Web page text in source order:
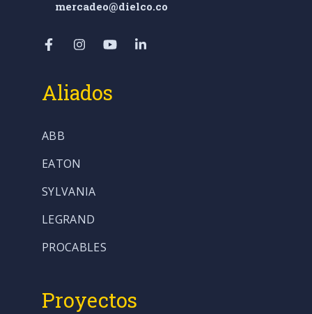
mercadeo@dielco.co
Aliados
ABB
EATON
SYLVANIA
LEGRAND
PROCABLES
Proyectos